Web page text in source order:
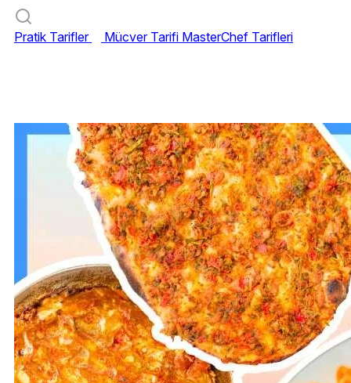
Pratik Tarifler Mücver Tarifi MasterChef Tarifleri